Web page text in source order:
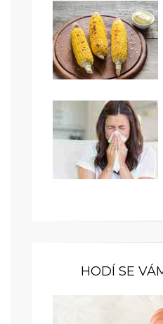
HODÍ SE